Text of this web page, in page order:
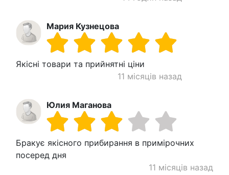
Мария Кузнецова
Якісні товари та прийнятні ціни
11 місяців назад
Юлия Маганова
Бракує якісного прибирання в примірочних
посеред дня
11 місяців назад